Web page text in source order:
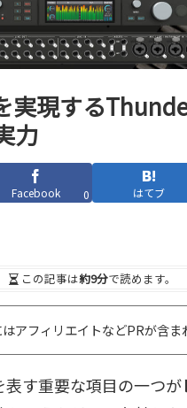
実現する
力
Facebook 0 はてブ
この記事は約9分で読めます。
アフィリエイトなどPRが含ま
す重要な項目の一つが